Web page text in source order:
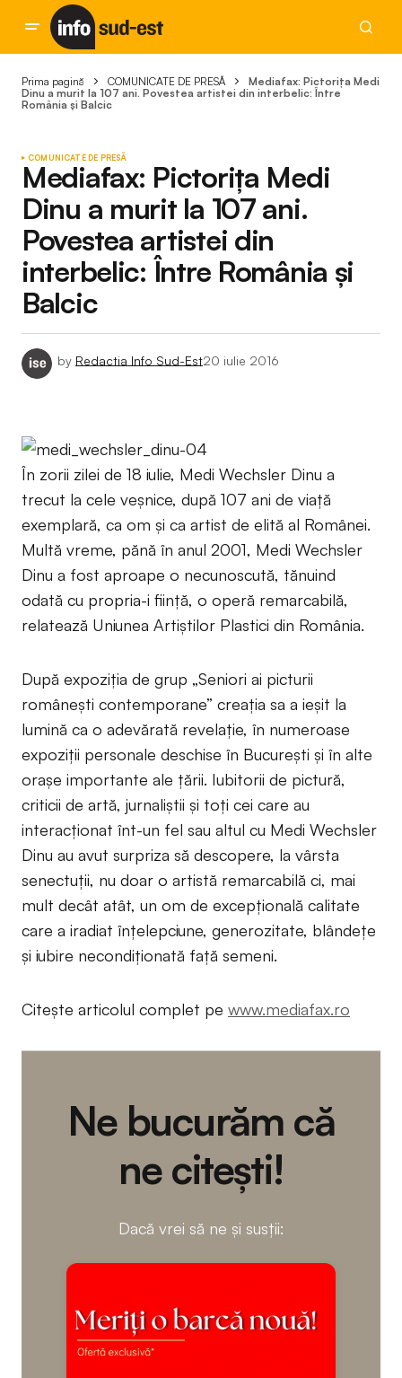
Prima pagină COMUNICATE DE PRESĂ
Mediafax: Pictoriţa Medi
Dinu a murit la 107 ani. Povestea artistei din interbelic: Între
România şi Balcic
COMUNICATE DE PRESĂ
Mediafax: Pictoriţa Medi
Dinu a murit la 107 ani.
Povestea artistei din
interbelic: Între România şi
Balcic
by Redactia Info Sud-Est20 iulie 2016
În zorii zilei de 18 iulie, Medi Wechsler Dinu a
trecut la cele veşnice, după 107 ani de viaţă
exemplară, ca om şi ca artist de elită al Românei.
Multă vreme, pănă în anul 2001, Medi Wechsler
Dinu a fost aproape o necunoscută, tănuind
odată cu propria-i fiinţă, o operă remarcabilă,
relatează Uniunea Artiştilor Plastici din România.
După expoziţia de grup „Seniori ai picturii
româneşti contemporane” creaţia sa a ieşit la
lumină ca o adevărată revelaţie, în numeroase
expoziţii personale deschise în Bucureşti şi în alte
oraşe importante ale ţării. Iubitorii de pictură,
criticii de artă, jurnaliştii şi toţi cei care au
interacţionat înt-un fel sau altul cu Medi Wechsler
Dinu au avut surpriza să descopere, la vârsta
senectuţii, nu doar o artistă remarcabilă ci, mai
mult decât atât, un om de excepţională calitate
care a iradiat înţelepciune, generozitate, blândeţe
şi iubire necondiţionată faţă semeni.
Citește articolul complet pe www.mediafax.ro
Ne bucurăm că
ne citești!
Dacă vrei să ne și susții: